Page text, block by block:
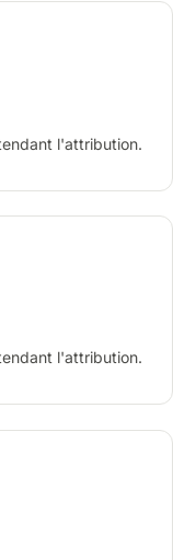
l'attribution.
l'attribution.